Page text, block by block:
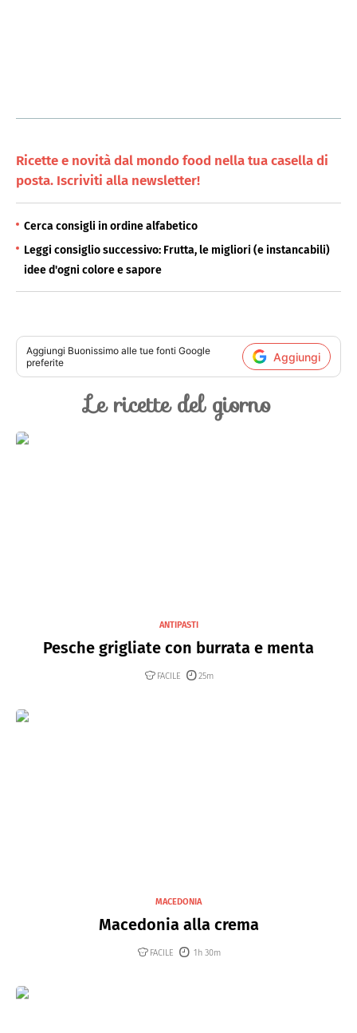
Ricette e novità dal mondo food nella tua casella di
posta. Iscriviti alla newsletter!
Cerca consigli in ordine alfabetico
Leggi consiglio successivo: Frutta, le migliori (e instancabili)
idee d'ogni colore e sapore
Aggiungi Buonissimo alle tue fonti Google
preferite
Aggiungi
Le ricette del giorno
ANTIPASTI
Pesche grigliate con burrata e menta
FACILE 25m
MACEDONIA
Macedonia alla crema
FACILE 1h 30m